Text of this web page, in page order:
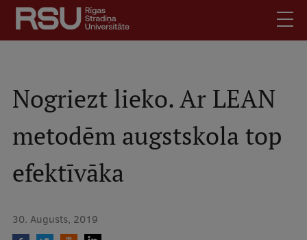
Pārlekt
galveno
saturu
Mobile
augšējā
izvēlne
Studentiem
Absolventiem
Bibliotēka
Nogriezt lieko. Ar LEAN
metodēm augstskola top
efektīvāka
30. Augusts, 2019